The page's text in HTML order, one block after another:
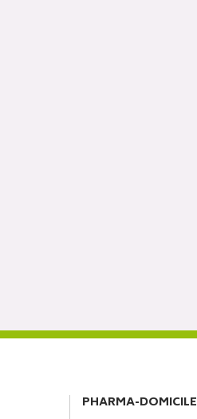
PHARMA-DOMICILE